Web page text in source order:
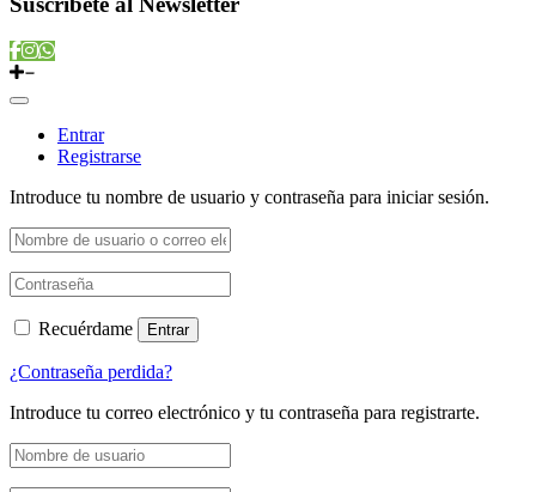
Entrar
Registrarse
Introduce tu nombre de usuario y contraseña para iniciar sesión.
Recuérdame Entrar
¿Contraseña perdida?
Introduce tu correo electrónico y tu contraseña para registrarte.